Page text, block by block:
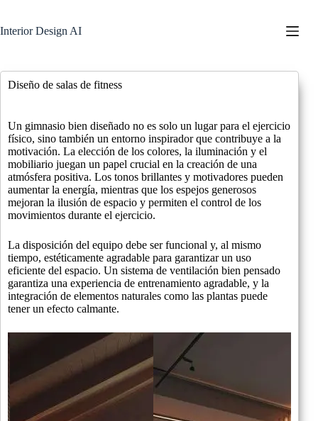
contenido
Interior Design AI
Diseño de salas de fitness
Un gimnasio bien diseñado no es solo un lugar para el ejercicio
físico, sino también un entorno inspirador que contribuye a la
motivación. La elección de los colores, la iluminación y el
mobiliario juegan un papel crucial en la creación de una
atmósfera positiva. Los tonos brillantes y motivadores pueden
aumentar la energía, mientras que los espejos generosos
mejoran la ilusión de espacio y permiten el control de los
movimientos durante el ejercicio.
La disposición del equipo debe ser funcional y, al mismo
tiempo, estéticamente agradable para garantizar un uso
eficiente del espacio. Un sistema de ventilación bien pensado
garantiza una experiencia de entrenamiento agradable, y la
integración de elementos naturales como las plantas puede
tener un efecto calmante.